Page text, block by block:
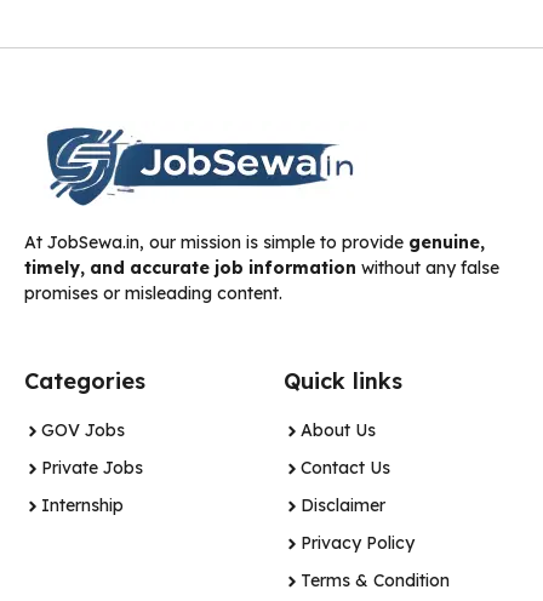
At JobSewa.in, our mission is simple to provide genuine,
timely, and accurate job information without any false
promises or misleading content.
Categories
GOV Jobs
Private Jobs
Internship
Quick links
About Us
Contact Us
Disclaimer
Privacy Policy
Terms & Condition